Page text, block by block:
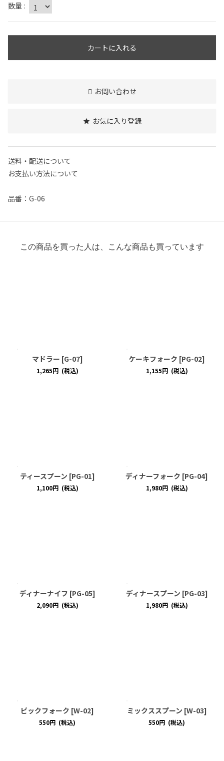
数量 :
カートに入れる
お問い合わせ
お気に入り登録
送料・配送について
お支払い方法について
品番：G-06
この商品を買った人は、こんな商品も買っています
マドラー [G-07]
1,265円 (税込)
ケーキフォーク [PG-02]
1,155円 (税込)
ティースプーン [PG-01]
1,100円 (税込)
ディナーフォーク [PG-04]
1,980円 (税込)
ディナーナイフ [PG-05]
2,090円 (税込)
ディナースプーン [PG-03]
1,980円 (税込)
ピックフォーク [W-02]
550円 (税込)
ミックススプーン [W-03]
550円 (税込)